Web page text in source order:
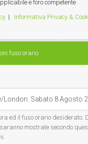
e foro competente
| Informativa Privacy &
fuso orario
ed il fuso orario desiderato.
mostrate secondo